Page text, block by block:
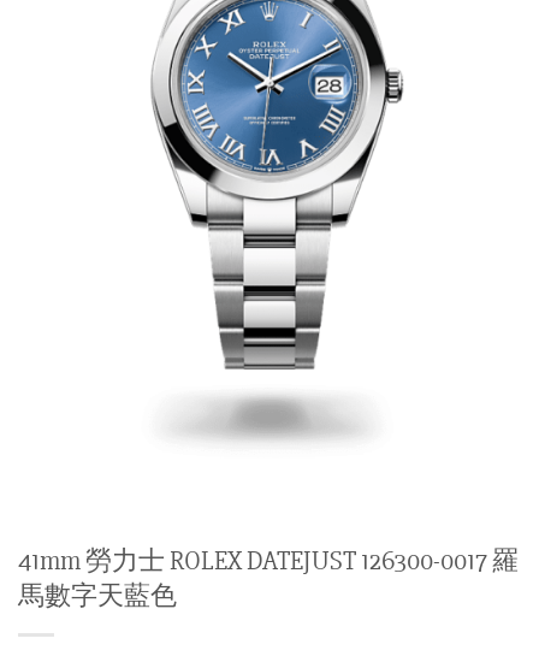
41mm 勞力士 ROLEX DATEJUST 126300-0017 羅
馬數字天藍色